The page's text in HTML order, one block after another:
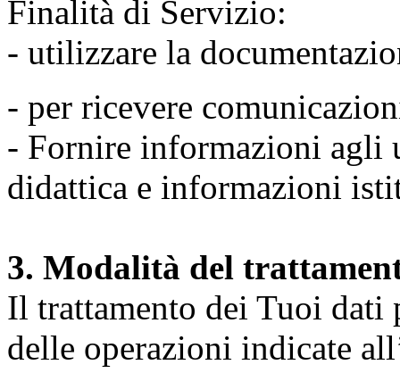
Finalità di Servizio:
- utilizzare la
- per ricevere
- Fornire informazioni agli
didattica e informazioni
3. Modalità del
Il trattamento dei Tuoi dati
delle operazioni indicate